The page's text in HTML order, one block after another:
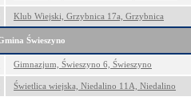
Klub Wiejski, Grzybnica 17a, Grzybnica
Świeszyno
Gimnazjum, Świeszyno 6, Świeszyno
Świetlica wiejska, Niedalino 11A, Niedalino